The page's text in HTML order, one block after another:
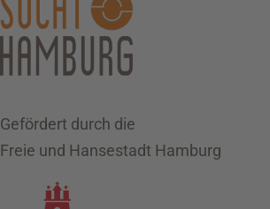
Gefördert durch die
Freie und Hansestadt Hamburg